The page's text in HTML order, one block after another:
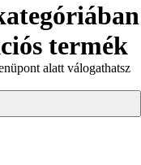
termék
alatt válogathatsz